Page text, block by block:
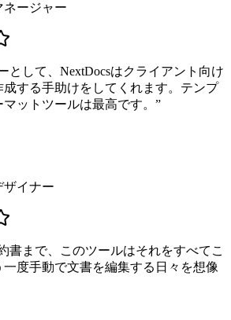
ネージャー
として、NextDocsはクライアント向け
する手助けをしてくれます。テンプ
ットツールは最高です。 ”
ザイナー
書まで、このツールはそれをすべてこ
一度手動で文書を編集する日々を想像